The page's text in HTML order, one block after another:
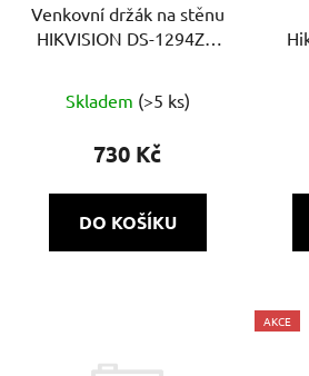
Venkovní držák na stěnu
HIKVISION DS-1294ZJ-
Skladem (>5 ks)
730 Kč
DO KOŠÍKU
AKCE